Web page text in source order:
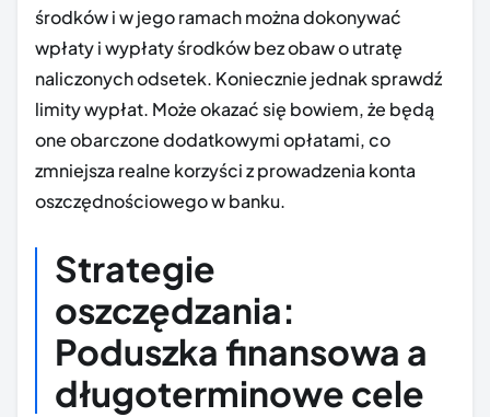
środków i w jego ramach można dokonywać
wpłaty i wypłaty środków bez obaw o utratę
naliczonych odsetek. Koniecznie jednak sprawdź
limity wypłat. Może okazać się bowiem, że będą
one obarczone dodatkowymi opłatami, co
zmniejsza realne korzyści z prowadzenia konta
oszczędnościowego w banku.
Strategie
oszczędzania:
Poduszka finansowa a
długoterminowe cele